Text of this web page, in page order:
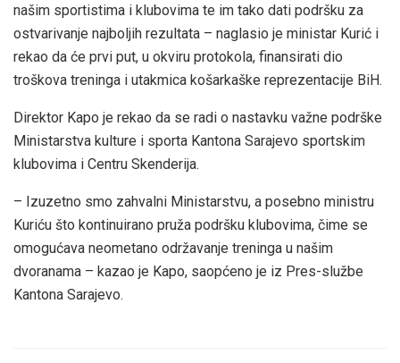
našim sportistima i klubovima te im tako dati podršku za
ostvarivanje najboljih rezultata – naglasio je ministar Kurić i
rekao da će prvi put, u okviru protokola, finansirati dio
troškova treninga i utakmica košarkaške reprezentacije BiH.
Direktor Kapo je rekao da se radi o nastavku važne podrške
Ministarstva kulture i sporta Kantona Sarajevo sportskim
klubovima i Centru Skenderija.
– Izuzetno smo zahvalni Ministarstvu, a posebno ministru
Kuriću što kontinuirano pruža podršku klubovima, čime se
omogućava neometano održavanje treninga u našim
dvoranama – kazao je Kapo, saopćeno je iz Pres-službe
Kantona Sarajevo.